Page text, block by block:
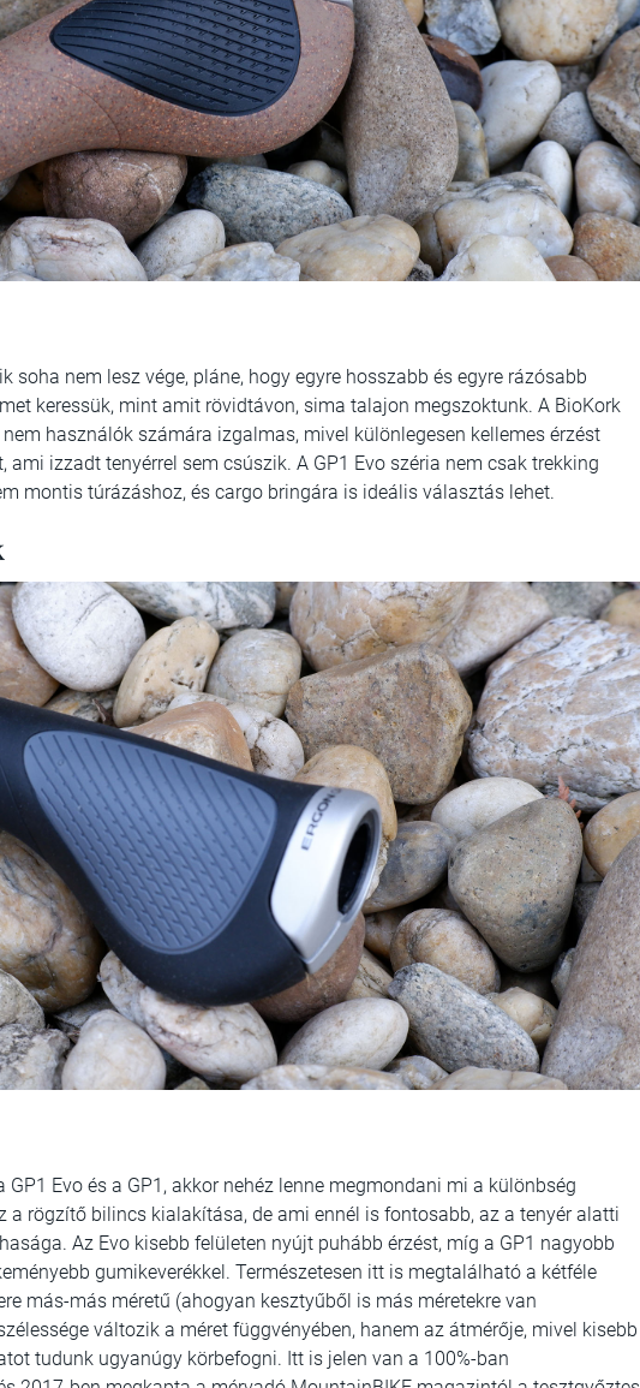
soha nem lesz vége, pláne, hogy egyre hosszabb és egyre rázósabb
keressük, mint amit rövidtávon, sima talajon megszoktunk. A BioKork
használók számára izgalmas, mivel különlegesen kellemes érzést
izzadt tenyérrel sem csúszik. A GP1 Evo széria nem csak trekking
montis túrázáshoz, és cargo bringára is ideális választás lehet.
Evo és a GP1, akkor nehéz lenne megmondani mi a különbség
a rögzítő bilincs kialakítása, de ami ennél is fontosabb, az a tenyér alatti
Az Evo kisebb felületen nyújt puhább érzést, míg a GP1 nagyobb
gumikeverékkel. Természetesen itt is megtalálható a kétféle
más-más méretű (ahogyan kesztyűből is más méretekre van
változik a méret függvényében, hanem az átmérője, mivel kisebb
tudunk ugyanúgy körbefogni. Itt is jelen van a 100%-ban